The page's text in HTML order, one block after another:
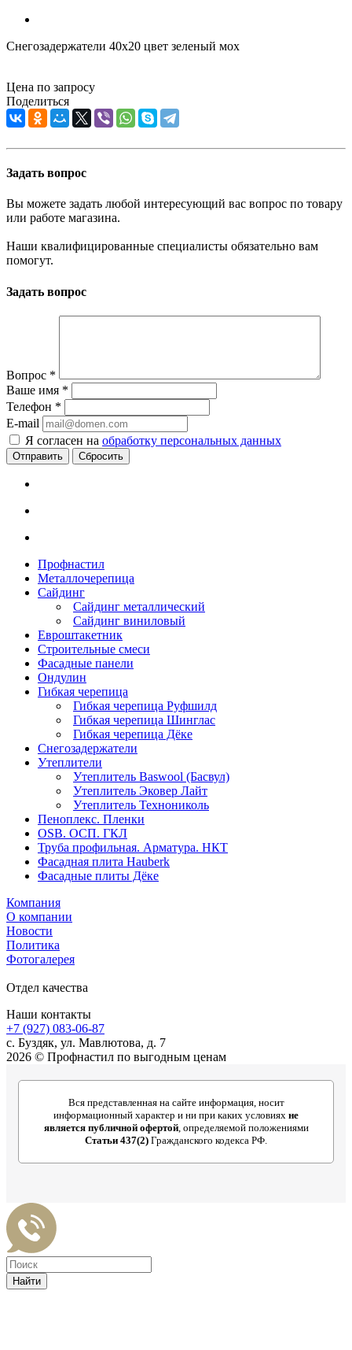
Снегозадержатели 40х20 цвет зеленый мох
Цена по запросу
Поделиться
Задать вопрос
Вы можете задать любой интересующий вас вопрос по товару
или работе магазина.
Наши квалифицированные специалисты обязательно вам
помогут.
Задать вопрос
Вопрос *
Ваше имя *
Телефон *
E-mail
Я согласен на обработку персональных данных
Сбросить
Профнастил
Металлочерепица
Сайдинг
Сайдинг металлический
Сайдинг виниловый
Евроштакетник
Строительные смеси
Фасадные панели
Ондулин
Гибкая черепица
Гибкая черепица Руфшилд
Гибкая черепица Шинглас
Гибкая черепица Дёке
Снегозадержатели
Утеплители
Утеплитель Baswool (Басвул)
Утеплитель Эковер Лайт
Утеплитель Технониколь
Пеноплекс. Пленки
OSB. ОСП. ГКЛ
Труба профильная. Арматура. НКТ
Фасадная плита Hauberk
Фасадные плиты Дёке
Компания
О компании
Новости
Политика
Фотогалерея
Отдел качества
Наши контакты
+7 (927) 083-06-87
c. Буздяк, ул. Мавлютова, д. 7
2026 © Профнастил по выгодным ценам
Вся представленная на сайте информация, носит
информационный характер и ни при каких условиях не
является публичной офертой, определяемой положениями
Статьи 437(2) Гражданского кодекса РФ.
Найти